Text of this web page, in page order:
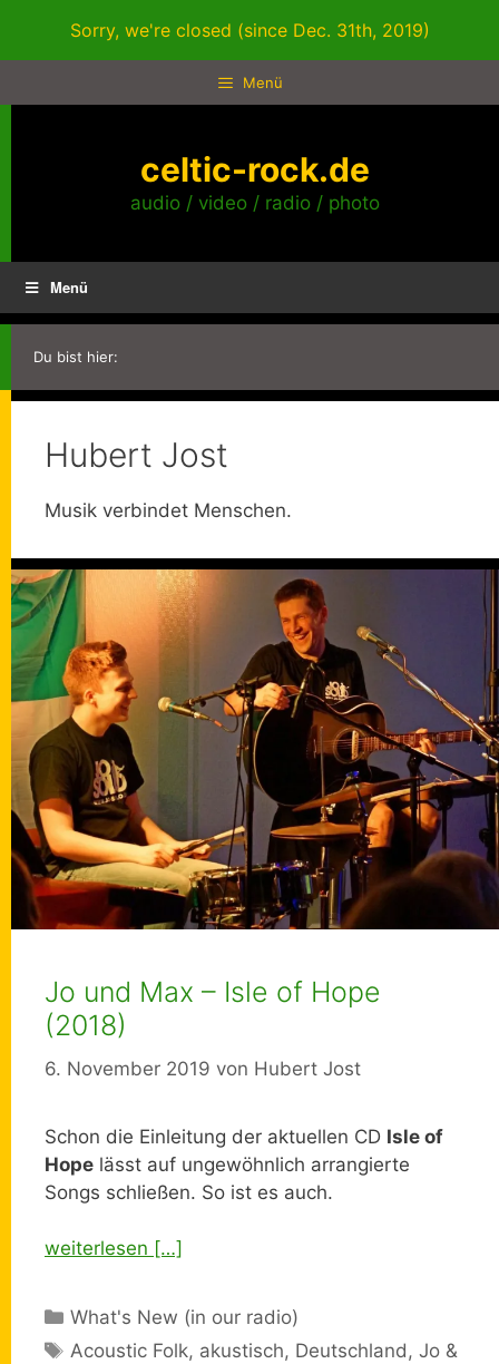
Sorry, we're closed (since Dec. 31th, 2019)
Menü
celtic-rock.de
audio / video / radio / photo
Menü
Du bist hier:
Hubert Jost
Musik verbindet Menschen.
Jo und Max – Isle of Hope
(2018)
6. November 2019 von Hubert Jost
Schon die Einleitung der aktuellen CD Isle of
Hope lässt auf ungewöhnlich arrangierte
Songs schließen. So ist es auch.
weiterlesen […]
Kategorien
What's New (in our radio)
Schlagwörter
Acoustic Folk, akustisch, Deutschland,Jo &